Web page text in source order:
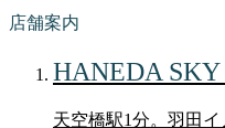
店舗案内
HANEDA
天空橋駅1分。羽田